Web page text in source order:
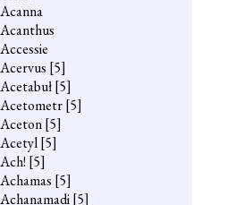
Acanna
Acanthus
Accessie
Acervus [5]
Acetabuł[5]
Acetometr[5]
Aceton[5]
Acetyl[5]
Ach! [5]
Achamas [5]
Achanamadi[5]